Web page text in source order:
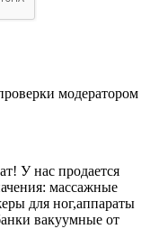
модератором
У нас продается
массажные
для ног,аппараты
вакуумные от